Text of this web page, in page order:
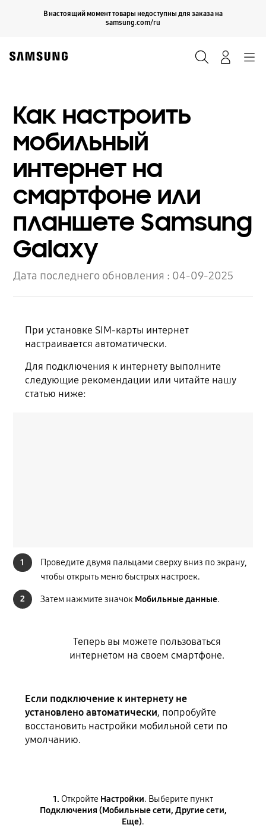
В настоящий момент товары недоступны для заказа на
samsung.com/ru
Продолжить
Как настроить
мобильный
интернет на
смартфоне или
планшете Samsung
Galaxy
Дата последнего обновления : 04-09-2025
При установке SIM-карты интернет
настраивается автоматически.
Для подключения к интернету выполните
следующие рекомендации или читайте нашу
статью ниже:
1
Проведите двумя пальцами сверху вниз по экрану,
чтобы открыть меню быстрых настроек.
2 Затем нажмите значок Мобильные данные.
Теперь вы можете пользоваться
интернетом на своем смартфоне.
Если подключение к интернету не
установлено автоматически, попробуйте
восстановить настройки мобильной сети по
умолчанию.
1. Откройте Настройки. Выберите пункт
Подключения (Мобильные сети, Другие сети,
Еще).